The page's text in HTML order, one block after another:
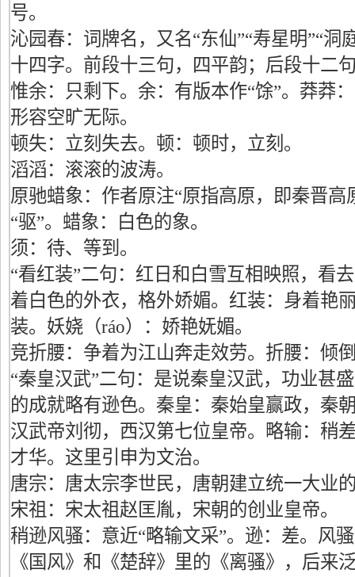
号。
沁园春：词牌名，又名“东仙”“寿星明”“洞
十四字。前段十三句，四平韵；后段十二
惟余：只剩下。余：有版本作“馀”。莽莽
形容空旷无际。
顿失：立刻失去。顿：顿时，立刻。
滔滔：滚滚的波涛。
原驰蜡象：作者原注“原指高原，即秦晋高
“驱”。蜡象：白色的象。
须：待、等到。
“看红装”二句：红日和白雪互相映照，看
着白色的外衣，格外娇媚。红装：身着艳
装。妖娆（ráo）：娇艳妩媚。
竞折腰：争着为江山奔走效劳。折腰：倾
“秦皇汉武”二句：是说秦皇汉武，功业甚
的成就略有逊色。秦皇：秦始皇赢政，秦
汉武帝刘彻，西汉第七位皇帝。略输：稍
才华。这里引申为文治。
唐宗：唐太宗李世民，唐朝建立统一大业
宋祖：宋太祖赵匡胤，宋朝的创业皇帝。
稍逊风骚：意近“略输文采”。逊：差。风
《国风》和《楚辞》里的《离骚》，后来